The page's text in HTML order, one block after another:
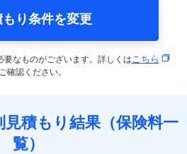
もり条件を変更
要なものがございます。詳しくはこちら
確認ください。
積もり結果（保険料一
覧）